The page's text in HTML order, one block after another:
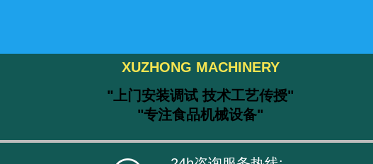
XUZHONG MACHINERY
"上门安装调试 技术工艺传授"
"专注食品机械设备"